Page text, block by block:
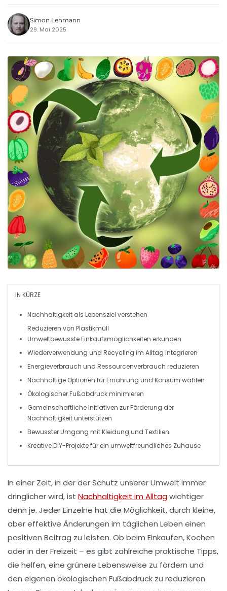
Simon Lehmann
29. Mai 2025
IN KÜRZE
Nachhaltigkeit als Lebensziel verstehen
Reduzieren von Plastikmüll
Umweltbewusste Einkaufsmöglichkeiten erkunden
Wiederverwendung und Recycling im Alltag integrieren
Energieverbrauch und Ressourcenverbrauch reduzieren
Nachhaltige Optionen für Ernährung und Konsum wählen
Ökologischer Fußabdruckminimieren
Gemeinschaftliche Initiativen zur Förderung der
Nachhaltigkeitunterstützen
Bewusster Umgang mit Kleidung und Textilien
Kreative DIY-Projekte für ein umweltfreundliches Zuhause
In einer Zeit, in der der Schutz unserer Umwelt immer
dringlicher wird, ist Nachhaltigkeit im Alltagwichtiger
denn je. Jeder Einzelne hat die Möglichkeit, durch kleine,
aber effektive Änderungen im täglichen Leben einen
positiven Beitrag zu leisten. Ob beim Einkaufen, Kochen
oder in der Freizeit – es gibt zahlreiche praktische Tipps,
die helfen, eine grünere Lebensweise zu fördern und
den eigenen ökologischen Fußabdruck zu reduzieren.